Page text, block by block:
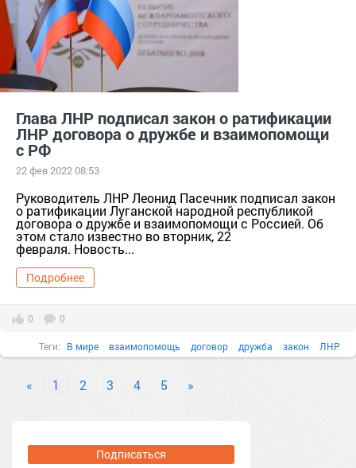
Глава ЛНР подписал закон о ратификации
ЛНР договора о дружбе и взаимопомощи
с РФ
22 фев 2022 08:53
Руководитель ЛНР Леонид Пасечник подписал закон
о ратификации Луганской народной республикой
договора о дружбе и взаимопомощи с Россией. Об
этом стало известно во вторник, 22
февраля. Новость...
Подробнее
0 0
Теги: В мире взаимопомощь договор дружба закон ЛНР
« 1 2 3 4 5 »
Подписаться